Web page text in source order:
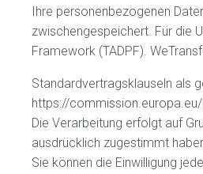
Ihre personenbezogenen
zwischengespeichert. Für die
Framework (TADPF).
Standardvertragsklauseln als
https://
Die Verarbeitung erfolgt auf
ausdrücklich zugestimmt
Sie können die Einwilligung